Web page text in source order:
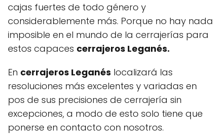
cajas fuertes de todo género y
considerablemente más. Porque no hay nada
imposible en el mundo de la cerrajerías para
estos capaces cerrajeros Leganés.
En cerrajeros Leganés localizará las
resoluciones más excelentes y variadas en
pos de sus precisiones de cerrajería sin
excepciones, a modo de esto solo tiene que
ponerse en contacto con nosotros.